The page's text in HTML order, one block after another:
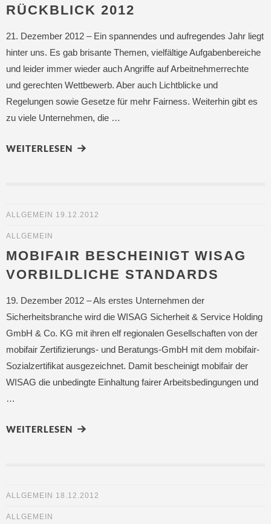
RÜCKBLICK 2012
21. Dezember 2012 – Ein spannendes und aufregendes Jahr liegt
hinter uns. Es gab brisante Themen, vielfältige Aufgabenbereiche
und leider immer wieder auch Angriffe auf Arbeitnehmerrechte
und gerechten Wettbewerb. Aber auch Lichtblicke und
Regelungen sowie Gesetze für mehr Fairness. Weiterhin gibt es
zu viele Unternehmen, die …
WEITERLESEN
ALLGEMEIN 19.12.2012
ALLGEMEIN
MOBIFAIR BESCHEINIGT WISAG
VORBILDLICHE STANDARDS
19. Dezember 2012 – Als erstes Unternehmen der
Sicherheitsbranche wird die WISAG Sicherheit & Service Holding
GmbH & Co. KG mit ihren elf regionalen Gesellschaften von der
mobifair Zertifizierungs- und Beratungs-GmbH mit dem mobifair-
Sozialzertifikat ausgezeichnet. Damit bescheinigt mobifair der
WISAG die unbedingte Einhaltung fairer Arbeitsbedingungen und
…
WEITERLESEN
ALLGEMEIN 18.12.2012
ALLGEMEIN